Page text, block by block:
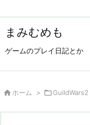
まみむめも
ゲームのプレイ日記とか
 ホーム > GuildWars2